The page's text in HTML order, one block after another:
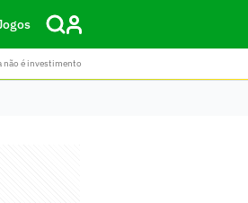
não é investimento